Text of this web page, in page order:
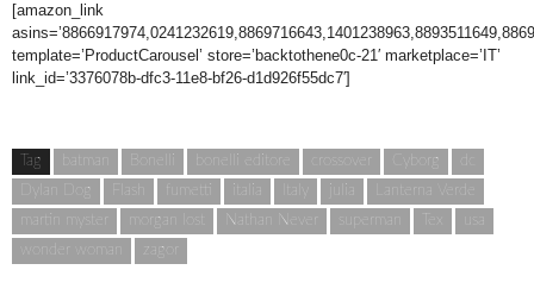
[amazon_link
template=’ProductCarousel’ store=’backtothene0c-21′ marketplace=’IT’
link_id=’3376078b-dfc3-11e8-bf26-d1d926f55dc7′]
Tag batman Bonelli bonelli editore crossover Cyborg
Dylan Dog
Flash fumetti italia Italy julia
Lanterna Verde
martin myster
morgan lost Nathan Never superman
usa
wonder woman
zagor